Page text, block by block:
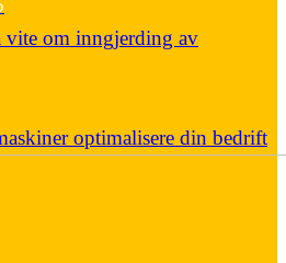
vite om inngjerding av
optimalisere din bedrift